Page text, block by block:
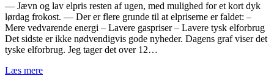
— Jævn og lav elpris resten af ugen, med mulighed for et kort dyk
lørdag frokost. — Der er flere grunde til at elpriserne er faldet: –
Mere vedvarende energi – Lavere gaspriser – Lavere tysk elforbrug
Det sidste er ikke nødvendigvis gode nyheder. Dagens graf viser det
tyske elforbrug. Jeg tager det over 12…
Læs mere